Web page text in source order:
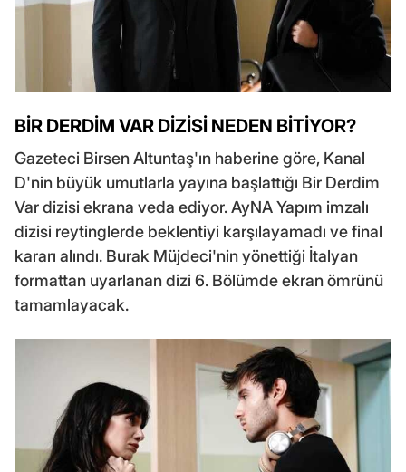
BİR DERDİM VAR DİZİSİ NEDEN BİTİYOR?
Gazeteci Birsen Altuntaş'ın haberine göre, Kanal
D'nin büyük umutlarla yayına başlattığı Bir Derdim
Var dizisi ekrana veda ediyor. AyNA Yapım imzalı
dizisi reytinglerde beklentiyi karşılayamadı ve final
kararı alındı. Burak Müjdeci'nin yönettiği İtalyan
formattan uyarlanan dizi 6. Bölümde ekran ömrünü
tamamlayacak.